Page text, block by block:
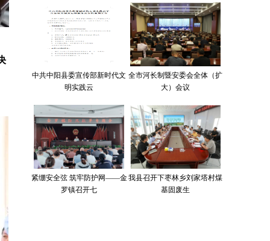
中共中阳县委宣传部新时代文
明实践云
全市河长制暨安委会全体（扩
大）会议
紧绷安全弦 筑牢防护网——金
罗镇召开七
我县召开下枣林乡刘家塔村煤
基固废生